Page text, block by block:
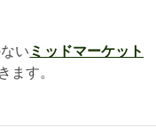
い ミッドマーケット
ます。